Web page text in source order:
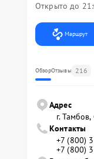
Открыто до
Маршрут
ОбзорОтзывы 216
Адрес
г.
Контакты
+7 (800)
+7 (800)